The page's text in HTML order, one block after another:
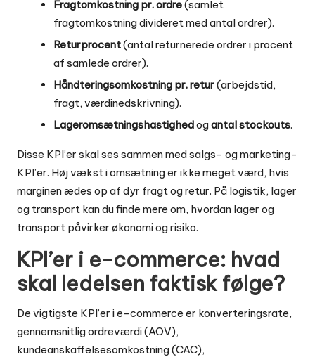
Fragtomkostning pr. ordre(samlet
fragtomkostning divideret med antal ordrer).
Returprocent(antal returnerede ordrer i procent
af samlede ordrer).
Håndteringsomkostning pr. retur(arbejdstid,
fragt, værdinedskrivning).
Lageromsætningshastighedogantal stockouts.
Disse KPI’er skal ses sammen med salgs- og marketing-
KPI’er. Høj vækst i omsætning er ikke meget værd, hvis
marginen ædes op af dyr fragt og retur. På logistik, lager
og transport kan du finde mere om, hvordan lager og
transport påvirker økonomi og risiko.
KPI’er i e-commerce: hvad
skal ledelsen faktisk følge?
De vigtigste KPI’er i e-commerce er konverteringsrate,
gennemsnitlig ordreværdi (AOV),
kundeanskaffelsesomkostning (CAC),